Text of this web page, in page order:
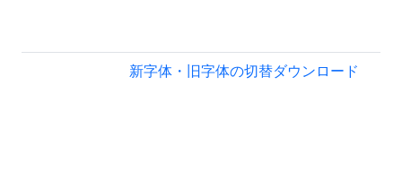
新字体・旧字体の切替ダウンロード